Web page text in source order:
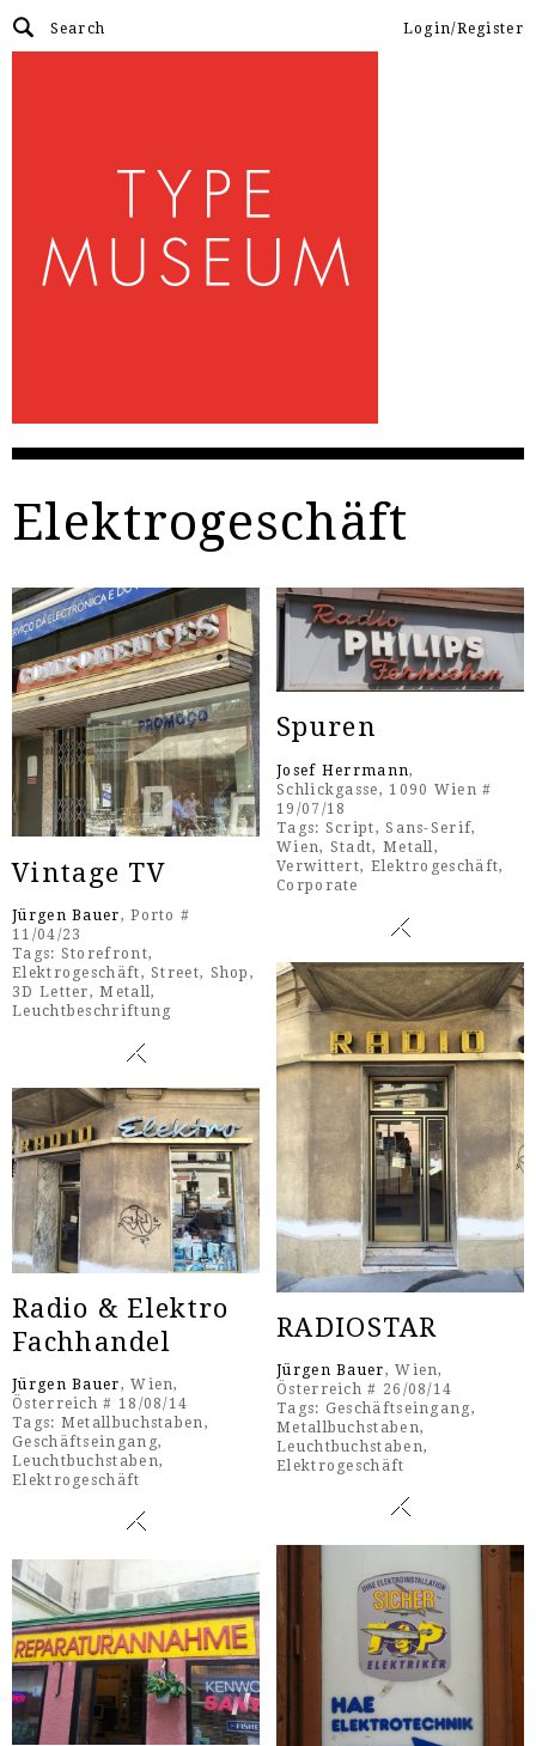
Login/Register
Elektrogeschäft
Vintage TV
Jürgen Bauer, Porto #
11/04/23
Tags: Storefront,
Elektrogeschäft,Street, Shop ,
3D Letter,Metall,
Leuchtbeschriftung
Spuren
Josef Herrmann,
Schlickgasse, 1090 Wien #
19/07/18
Tags: Script,Sans-Serif,
Wien, Stadt, Metall ,
Verwittert, Elektrogeschäft,
Corporate
RADIOSTAR
Jürgen Bauer, Wien,
Österreich # 26/08/14
Tags: Geschäftseingang,
Metallbuchstaben,
Leuchtbuchstaben,
Elektrogeschäft
Radio & Elektro
Fachhandel
Jürgen Bauer, Wien,
Österreich # 18/08/14
Tags: Metallbuchstaben,
Geschäftseingang,
Leuchtbuchstaben,
Elektrogeschäft